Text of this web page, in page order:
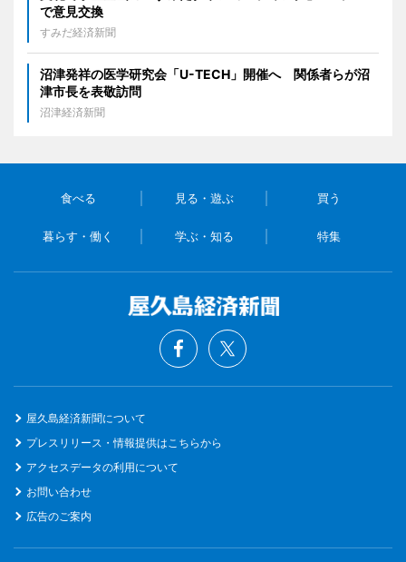
で意見交換
すみだ経済新聞
沼津発祥の医学研究会「U-TECH」開催へ 関係者らが沼
津市長を表敬訪問
沼津経済新聞
食べる 見る・遊ぶ 買う
暮らす・働く 学ぶ・知る 特集
屋久島経済新聞について
プレスリリース・情報提供はこちらから
アクセスデータの利用について
お問い合わせ
広告のご案内